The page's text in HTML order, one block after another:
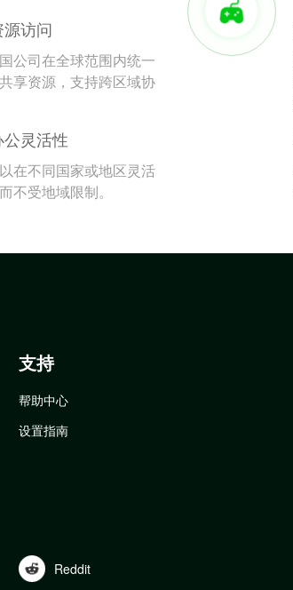
访问
公司在全球范围内统一
享资源，支持跨区域协
灵活性
在不同国家或地区灵活
不受地域限制。
支持
帮助中心
设置指南
Reddit